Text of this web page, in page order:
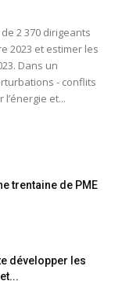
2 370 dirigeants
2023 et estimer les
Dans un
- conflits
et...
trentaine de PME
développer les